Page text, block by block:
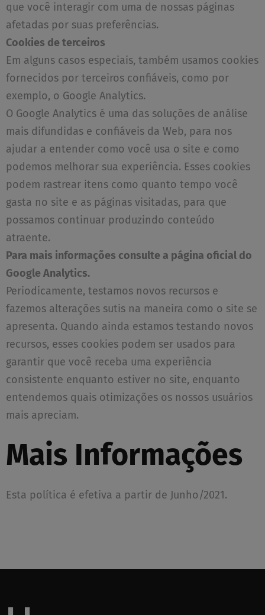
que você interagir com uma de nossas páginas
afetadas por suas preferências.
Cookies de terceiros
Em alguns casos especiais, também usamos cookies
fornecidos por terceiros confiáveis, como por
exemplo, o Google Analytics.
O Google Analytics é uma das soluções de análise
mais difundidas e confiáveis da Web, para nos
ajudar a entender como você usa o site e como
podemos melhorar sua experiência. Esses cookies
podem rastrear itens como quanto tempo você
gasta no site e as páginas visitadas, para que
possamos continuar produzindo conteúdo
atraente.
Para mais informações consulte a página oficial do
Google Analytics.
Periodicamente, testamos novos recursos e
fazemos alterações sutis na maneira como o site se
apresenta. Quando ainda estamos testando novos
recursos, esses cookies podem ser usados para
garantir que você receba uma experiência
consistente enquanto estiver no site, enquanto
entendemos quais otimizações os nossos usuários
mais apreciam.
Mais Informações
Esta política é efetiva a partir de Junho/2021.